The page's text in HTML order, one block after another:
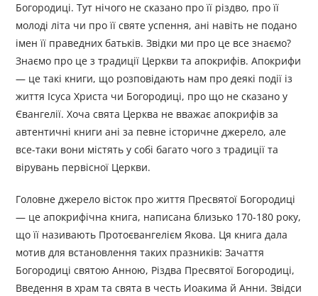
Богородиці. Тут нічого не сказано про її різдво, про її
молоді літа чи про її святе успення, ані навіть не подано
імен її праведних батьків. Звідки ми про це все знаємо?
Знаємо про це з традиції Церкви та апокрифів. Апокрифи
— це такі книги, що розповідають нам про деякі події із
життя Ісуса Христа чи Богородиці, про що не сказано у
Євангелії. Хоча свята Церква не вважає апокрифів за
автентичні книги ані за певне історичне джерело, але
все-таки вони містять у собі багато чого з традиції та
вірувань первісної Церкви.
Головне джерело вісток про життя Пресвятої Богородиці
— це апокрифічна книга, написана близько 170-180 року,
що її називають Протоєвангелієм Якова. Ця книга дала
мотив для встановлення таких празників: Зачаття
Богородиці святою Анною, Різдва Пресвятої Богородиці,
Введення в храм та свята в честь Иоакима й Анни. Звідси